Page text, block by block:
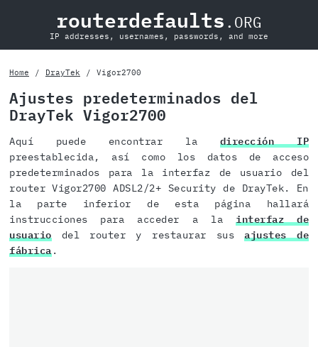
routerdefaults .ORG
IP addresses, usernames, passwords, and more
Home DrayTek Vigor2700
Ajustes predeterminados del
DrayTek Vigor2700
Aquí puede encontrar la dirección IP
preestablecida, así como los datos de acceso
predeterminados para la interfaz de usuario del
router Vigor2700 ADSL2/2+ Security de DrayTek. En
la parte inferior de esta página hallará
instrucciones para acceder a lainterfaz de
usuariodel router y restaurar susajustes de
fábrica.